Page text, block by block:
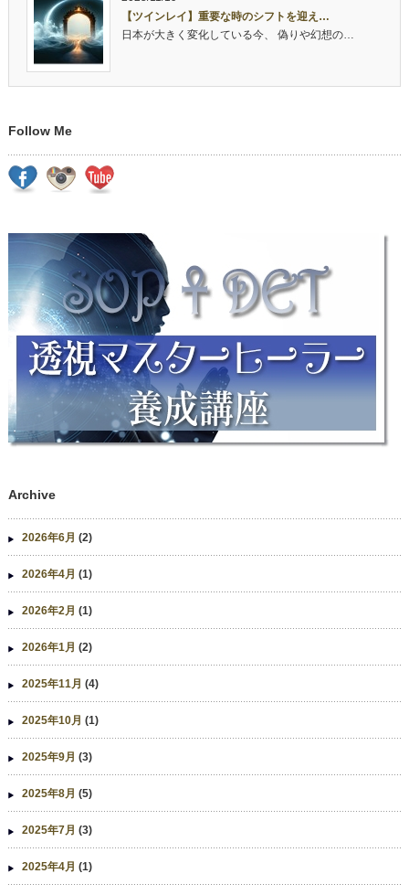
【ツインレイ】重要な時のシフトを迎え…
日本が大きく変化している今、 偽りや幻想の…
Follow Me
Archive
2026年6月 (2)
2026年4月 (1)
2026年2月 (1)
2026年1月 (2)
2025年11月 (4)
2025年10月 (1)
2025年9月 (3)
2025年8月 (5)
2025年7月 (3)
2025年4月 (1)